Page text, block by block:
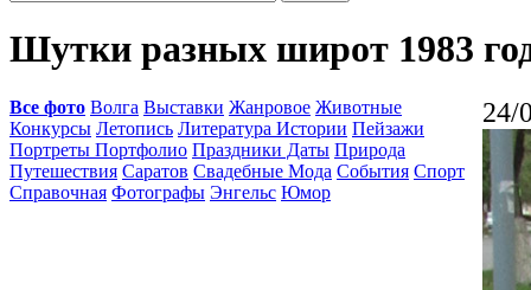
Шутки разных широт 1983
Все фото Волга Выставки Жанровое Животные
Конкурсы Летопись Литература Истории Пейзажи
Портреты Портфолио Праздники Даты Природа
Путешествия Саратов Свадебные Мода События Спорт
Справочная Фотографы Энгельс Юмор
24/